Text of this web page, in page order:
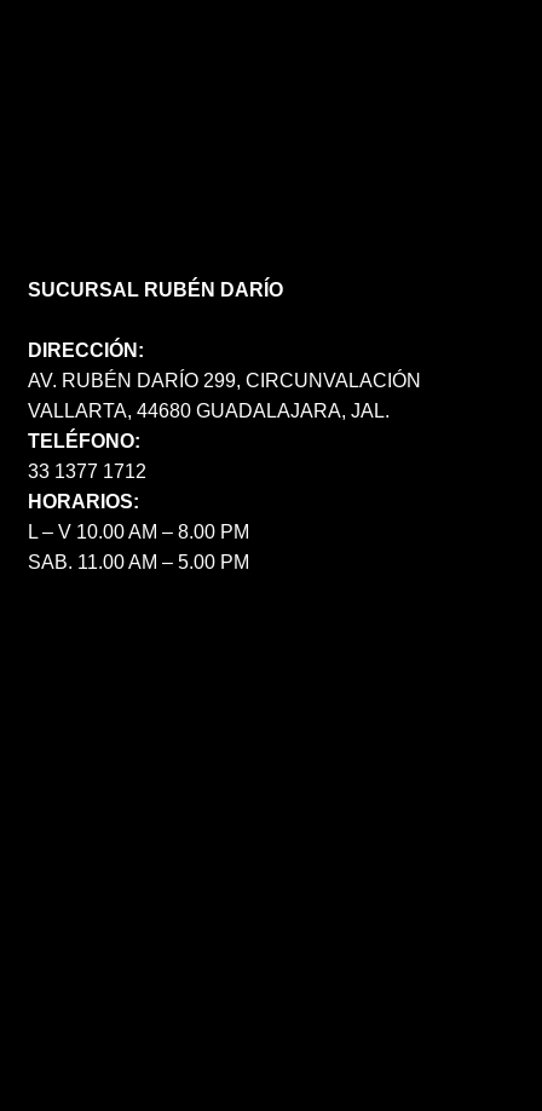
SUCURSAL RUBÉN DARÍO
DIRECCIÓN:
AV. RUBÉN DARÍO 299, CIRCUNVALACIÓN
VALLARTA, 44680 GUADALAJARA, JAL.
TELÉFONO:
33 1377 1712
HORARIOS:
L – V 10.00 AM – 8.00 PM
SAB. 11.00 AM – 5.00 PM